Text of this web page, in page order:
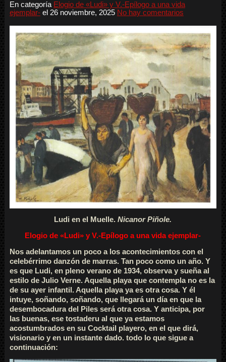
En categoría Elogio de «Ludi» y V.-Epílogo a una vida
ejemplar-el 26 noviembre, 2025 No hay comentarios
Ludi en el Muelle.Nicanor Piñole.
Elogio de «Ludi» y V.-Epílogo a una vida ejemplar-
Nos adelantamos un poco a los acontecimientos con el
celebérrimo danzón de marras. Tan poco como un año. Y
es que Ludi, en pleno verano de 1934, observa y sueña al
estilo de Julio Verne. Aquella playa que contempla no es la
de su ayer infantil. Aquella playa ya es otra cosa. Y él
intuye, soñando, soñando, que llegará un día en que la
desembocadura del Piles será otra cosa. Y anticipa, por
las buenas, ese tostaderu al que ya estamos
acostumbrados en su Cocktail playero, en el que dirá,
visionario y en un instante dado. todo lo que sigue a
continuación: